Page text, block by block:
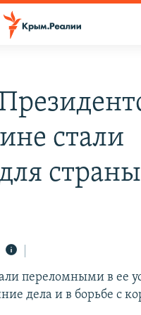
стали
страны
переломными в ее
дела и в борьбе с